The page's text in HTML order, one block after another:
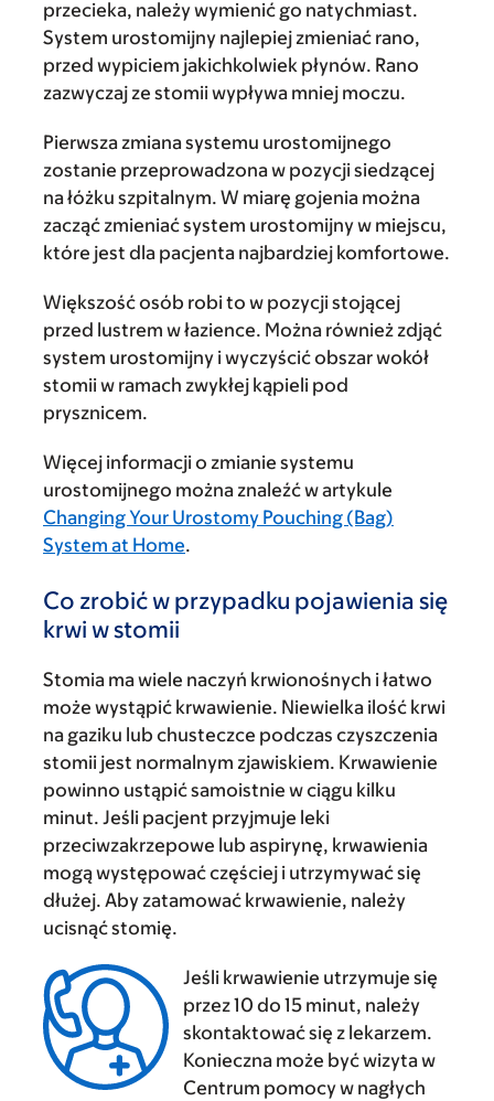
przecieka, należy wymienić go natychmiast.
System urostomijny najlepiej zmieniać rano,
przed wypiciem jakichkolwiek płynów. Rano
zazwyczaj ze stomii wypływa mniej moczu.
Pierwsza zmiana systemu urostomijnego
zostanie przeprowadzona w pozycji siedzącej
na łóżku szpitalnym. W miarę gojenia można
zacząć zmieniać system urostomijny w miejscu,
które jest dla pacjenta najbardziej komfortowe.
Większość osób robi to w pozycji stojącej
przed lustrem w łazience. Można również zdjąć
system urostomijny i wyczyścić obszar wokół
stomii w ramach zwykłej kąpieli pod
prysznicem.
Więcej informacji o zmianie systemu
urostomijnego można znaleźć w artykule
Changing Your Urostomy Pouching (Bag)
System at Home.
Co zrobić w przypadku pojawienia się
krwi w stomii
Stomia ma wiele naczyń krwionośnych i łatwo
może wystąpić krwawienie. Niewielka ilość krwi
na gaziku lub chusteczce podczas czyszczenia
stomii jest normalnym zjawiskiem. Krwawienie
powinno ustąpić samoistnie w ciągu kilku
minut. Jeśli pacjent przyjmuje leki
przeciwzakrzepowe lub aspirynę, krwawienia
mogą występować częściej i utrzymywać się
dłużej. Aby zatamować krwawienie, należy
ucisnąć stomię.
Jeśli krwawienie utrzymuje się
przez 10 do 15 minut, należy
skontaktować się z lekarzem.
Konieczna może być wizyta w
Centrum pomocy w nagłych